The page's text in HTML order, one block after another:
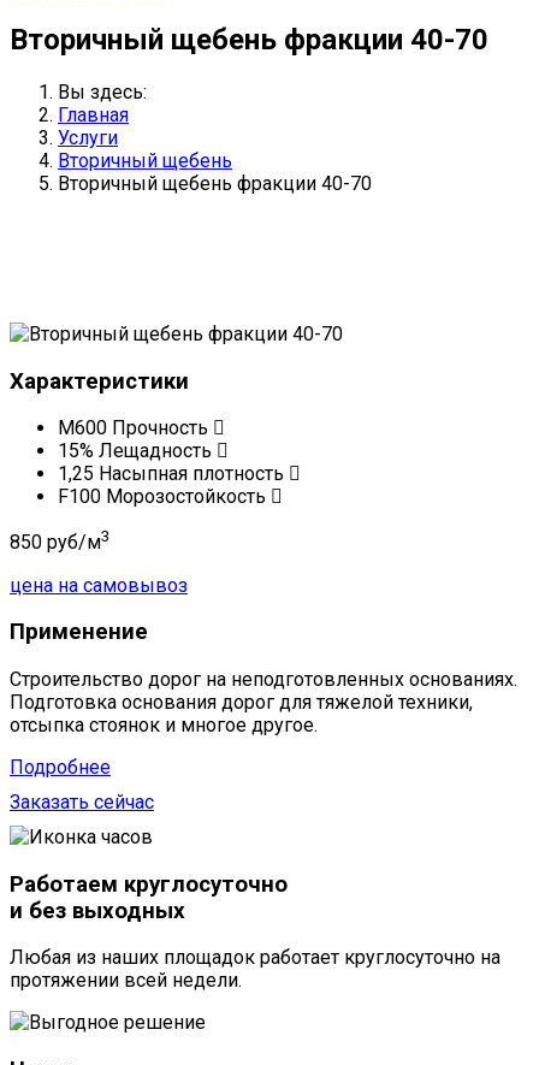
Вторичный щебень фракции 40-70
Вы здесь:
Главная
Услуги
Вторичный щебень
Вторичный щебень фракции 40-70
Характеристики
М600 Прочность
15% Лещадность
1,25 Насыпная плотность
F100 Морозостойкость
850 руб/м3
цена на самовывоз
Применение
Строительство дорог на неподготовленных основаниях.
Подготовка основания дорог для тяжелой техники,
отсыпка стоянок и многое другое.
Подробнее
Заказать сейчас
Работаем круглосуточно
и без выходных
Любая из наших площадок работает круглосуточно на
протяжении всей недели.